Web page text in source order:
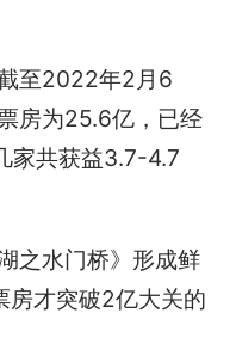
至2022年2月6
房为25.6亿，已经
家共获益3.7-4.7
之水门桥》形成鲜
房才突破2亿大关的